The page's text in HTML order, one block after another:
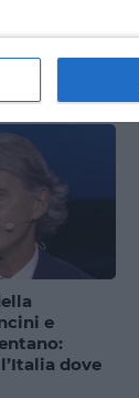
e
dove